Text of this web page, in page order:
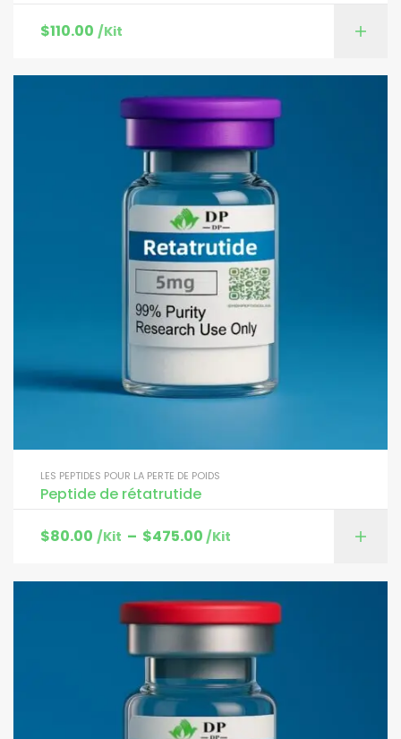
$110.00 /Kit
LES PEPTIDES POUR LA PERTE DE POIDS
Peptide de rétatrutide
$80.00 /Kit – $475.00 /Kit